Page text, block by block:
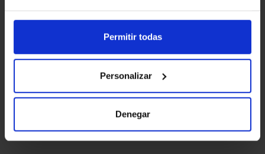
Permitir todas
Personalizar
Denegar